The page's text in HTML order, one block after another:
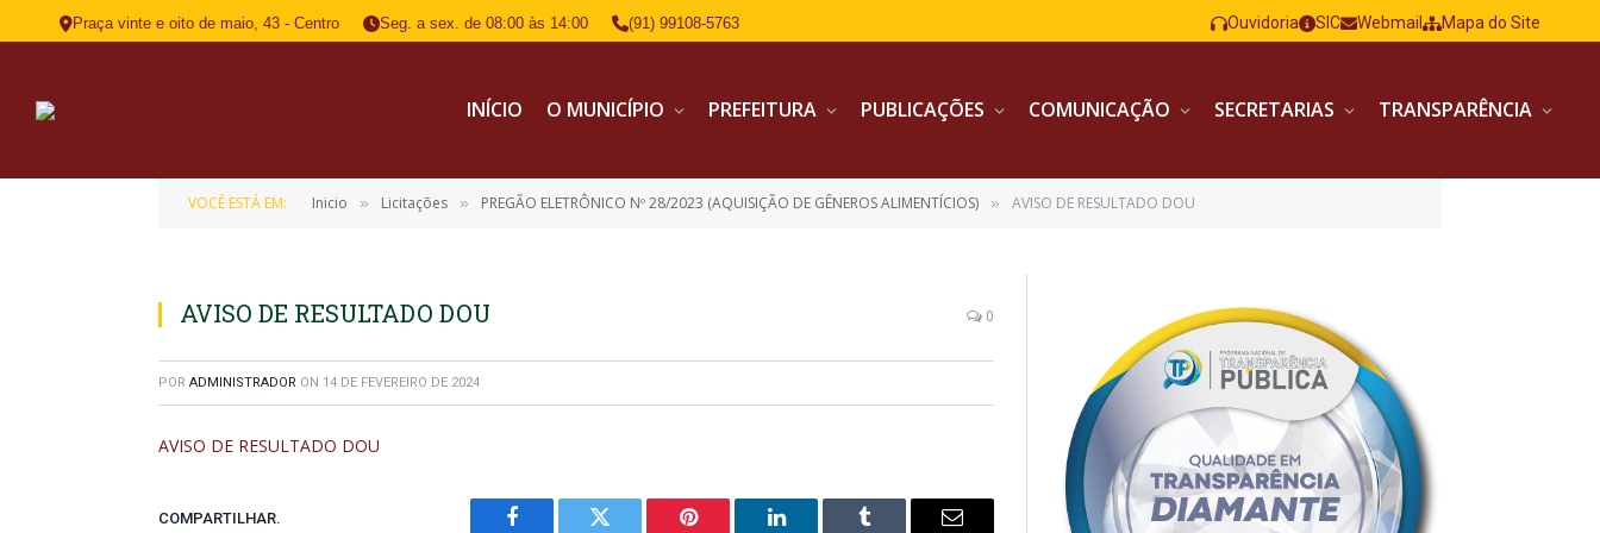
Praça vinte e oito de maio, 43 - Centro Seg. a sex. de 08:00 às 14:00 (91) 99108-5763 Ouvidoria SIC Webmail Mapa do Site
INÍCIO O MUNICÍPIO PREFEITURA PUBLICAÇÕES COMUNICAÇÃO SECRETARIAS TRANSPARÊNCIA
VOCÊ ESTÁ EM: Inicio » Licitações » PREGÃO ELETRÔNICO Nº 28/2023 (AQUISIÇÃO DE GÊNEROS ALIMENTÍCIOS) » AVISO DE RESULTADO DOU
AVISO DE RESULTADO DOU 0
POR ADMINISTRADOR ON 14 DE FEVEREIRO DE 2024
AVISO DE RESULTADO DOU
COMPARTILHAR.